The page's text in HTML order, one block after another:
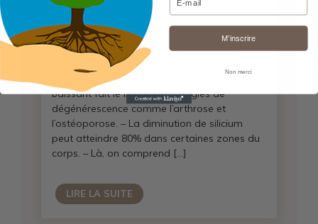
Cette diminution du silicium du corps est
physiologique, les réserves que l’on avait
enfant s’épuisent et l’alimentation ne pourvoit
plus en cet élément essentiel. La quantité
baissant fait le lit des pathologies de
dégénérescence comme l’arthrose et
l’ostéoporose. – La diminution de silicium
peut atteindre 80% dans certaines zones du
corps. – Là, on comprend […]
LIRE LA SUITE
M’inscrire
Non merci